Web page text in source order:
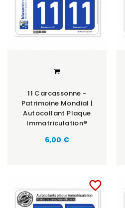
11 Carcassonne -
Patrimoine Mondial |
Autocollant Plaque
Immatriculation®
6,00 €
favorite_border